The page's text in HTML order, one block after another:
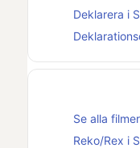
Deklarera i
Se alla
Reko/Rex i